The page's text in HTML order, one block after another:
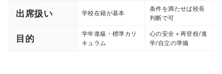
出席扱い 学校在籍が基本
条件を満たせば校長
判断で可
目的
学年進級・標準カリ
キュラム
心の安全＋再登校/進
学/自立の準備